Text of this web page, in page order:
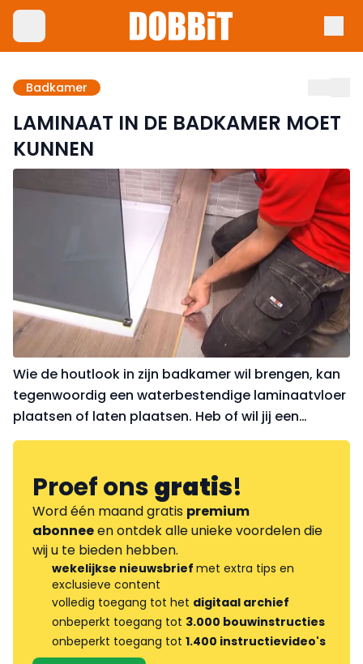
Badkamer
LAMINAAT IN DE BADKAMER MOET
KUNNEN
Wie de houtlook in zijn badkamer wil brengen, kan
tegenwoordig een waterbestendige laminaatvloer
plaatsen of laten plaatsen. Heb of wil jij een
laminaatvloer in je badkamer?
Proef onsgratis!
Word één maand gratis premium
abonneeen ontdek alle unieke voordelen die
wij u te bieden hebben.
wekelijkse nieuwsbrief met extra tips en
exclusieve content
volledig toegang tot het digitaal archief
onbeperkt toegang tot 3.000 bouwinstructies
onbeperkt toegang tot 1.400 instructievideo's